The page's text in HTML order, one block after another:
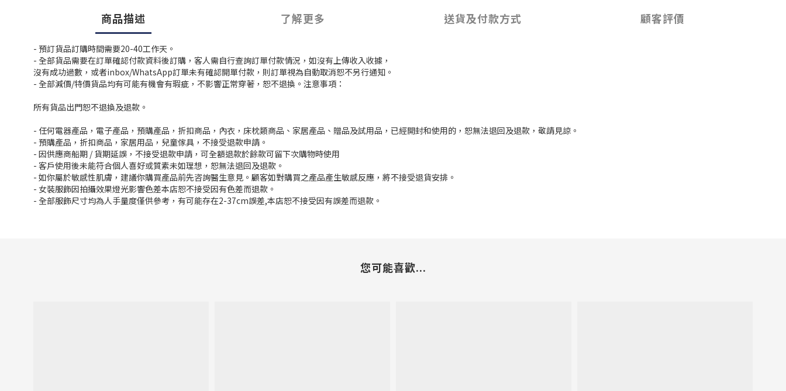
商品描述 了解更多 送貨及付款方式 顧客評價
- 預訂貨品訂購時間需要20-40工作天。
- 全部貨品需要在訂單確認付款資料後訂購，客人需自行查詢訂單付款情況，如沒有上傳收入收據，
沒有成功過數，或者inbox/WhatsApp訂單未有確認開單付款，則訂單視為自動取消恕不另行通知。
- 全部減價/特價貨品均有可能有機會有瑕疵，不影響正常穿著，恕不退換。注意事項：
所有貨品出門恕不退換及退款。
- 任何電器產品，電子產品，預購產品，折扣商品，內衣，床枕類商品、家居產品、贈品及試用品，已經開封和使用的，恕無法退回及退款，敬請見諒。
- 預購產品，折扣商品，家居用品，兒童傢具，不接受退款申請。
- 因供應商船期 / 貨期延誤，不接受退款申請，可全額退款於餘款可留下次購物時使用
- 客戶使用後未能符合個人喜好或質素未如理想，恕無法退回及退款。
- 如你屬於敏感性肌膚，建議你購買產品前先咨詢醫生意見。顧客如對購買之產品產生敏感反應，將不接受退貨安排。
- 女裝服飾因拍攝效果燈光影響色差本店恕不接受因有色差而退款。
- 全部服飾尺寸均為人手量度僅供參考，有可能存在2-37cm誤差,本店恕不接受因有誤差而退款。
您可能喜歡...